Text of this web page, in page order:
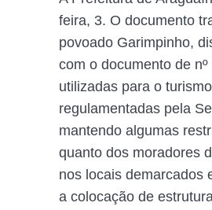
feira, 3. O documento
povoado Garimpinho,
com o documento de
utilizadas para o
regulamentadas pela
mantendo algumas
quanto dos moradores
nos locais demarcados
a colocação de